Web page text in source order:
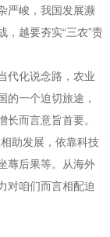
严峻，我国发展濒
越要夯实“三农”责
代化说念路，农业
的一个迫切旅途，
而言意旨首要。
助发展，依靠科技
蓐后果等。从海外
对咱们而言相配迫